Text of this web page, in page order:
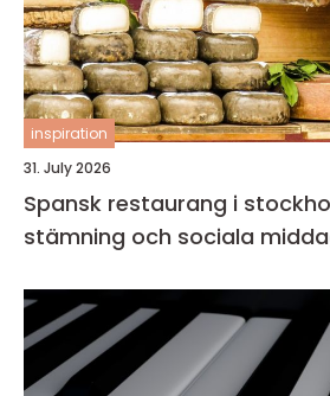
inspiration
31. July 2026
Spansk restaurang i stockholm
stämning och sociala